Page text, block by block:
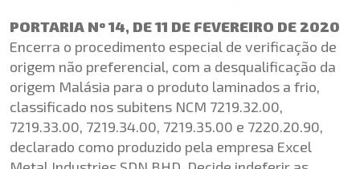
PORTARIA Nº 14, DE 11 DE FEVEREIRO DE 2020
Encerra o procedimento especial de verificação de
origem não preferencial, com a desqualificação da
origem Malásia para o produto laminados a frio,
classificado nos subitens NCM 7219.32.00,
7219.33.00, 7219.34.00, 7219.35.00 e 7220.20.90,
declarado como produzido pela empresa Excel